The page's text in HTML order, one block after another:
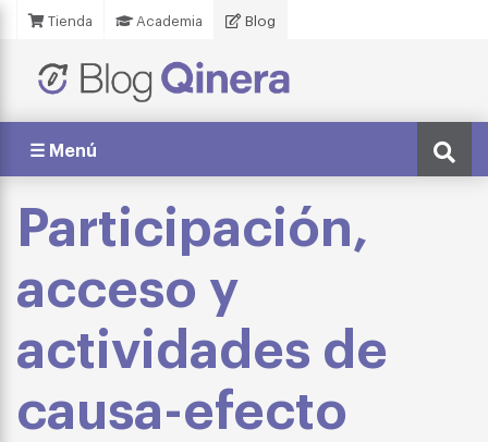
Tienda Academia Blog
☰ Menú
Participación,
acceso y
actividades de
causa-efecto